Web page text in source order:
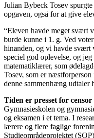
Julian Bybeck Tosev
opgaven, også for at give
“Eleven havde meget svært
burde kunne i 1. g. Ved
hinanden, og vi havde svært
speciel god oplevelse, og
matematiklærer, som
Tosev, som er
denne sammenhæng udtaler
Tiden er presset for censor
Gymnasieskolen og
og eksamen i et tema. I
lærere og flere faglige
Studieområdeprojektet